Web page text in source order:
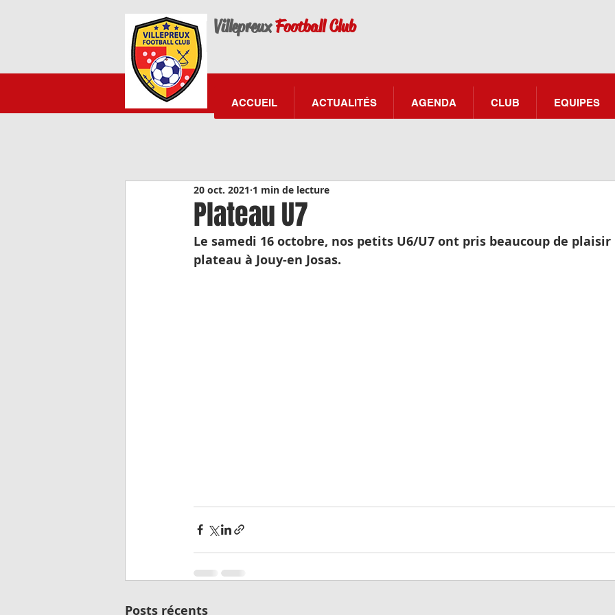
VillepreuxFootball Club
ACCUEIL ACTUALITÉS AGENDA CLUB EQUIPES
Plateau U7
20 oct. 2021 1 min de lecture
Le samedi 16 octobre, nos petits U6/U7 ont pris beaucoup de plaisir
plateau à Jouy-en Josas.
Posts récents